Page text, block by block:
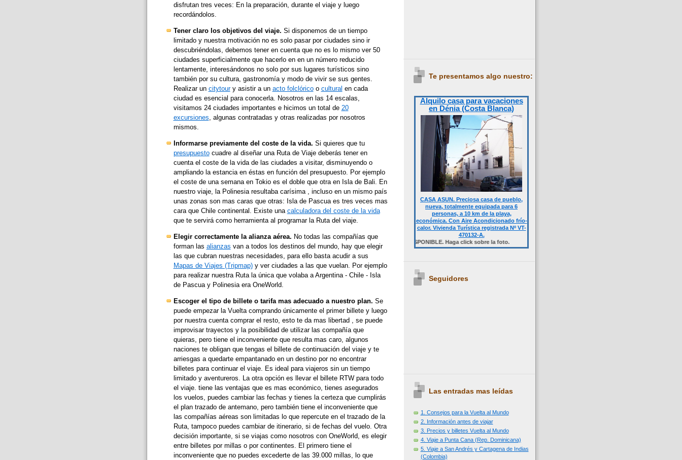
disfrutan tres veces: En la preparación, durante el viaje y luego
recordándolos.
Tener claro los objetivos del viaje. Si disponemos de un tiempo
limitado y nuestra motivación no es solo pasar por ciudades sino ir
descubriéndolas, debemos tener en cuenta que no es lo mismo ver 50
ciudades superficialmente que hacerlo en en un número reducido
lentamente, interesándonos no solo por sus lugares turísticos sino
también por su cultura, gastronomía y modo de vivir se sus gentes.
Realizar un citytoury asistir a un acto folclóricoo cultural en cada
ciudad es esencial para conocerla. Nosotros en las 14 escalas,
visitamos 24 ciudades importantes e hicimos un total de 20
excursiones , algunas contratadas y otras realizadas por nosotros
mismos.
Informarse previamente del coste de la vida. Si quieres que tu
presupuestocuadre al diseñar una Ruta de Viaje deberás tener en
cuenta el coste de la vida de las ciudades a visitar, disminuyendo o
ampliando la estancia en éstas en función del presupuesto. Por ejemplo
el coste de una semana en Tokio es el doble que otra en Isla de Bali. En
nuestro viaje, la Polinesia resultaba carísima , incluso en un mismo país
unas zonas son mas caras que otras: Isla de Pascua es tres veces mas
cara que Chile continental. Existe una calculadora del coste de la vida
que te servirá como herramienta al programar la Ruta del viaje.
Elegir correctamente la alianza aérea. No todas las compañías que
forman las alianzas van a todos los destinos del mundo, hay que elegir
las que cubran nuestras necesidades, para ello basta acudir a sus
Mapas de Viajes (Tripmap)y ver ciudades a las que vuelan. Por ejemplo
para realizar nuestra Ruta la única que volaba a Argentina - Chile - Isla
de Pascua y Polinesia era OneWorld.
Escoger el tipo de billete o tarifa mas adecuado a nuestro plan. Se
puede empezar la Vuelta comprando únicamente el primer billete y luego
por nuestra cuenta comprar el resto, esto te da mas libertad , se puede
improvisar trayectos y la posibilidad de utilizar las compañía que
quieras, pero tiene el inconveniente que resulta mas caro, algunos
naciones te obligan que tengas el billete de continuación del viaje y te
arriesgas a quedarte empantanado en un destino por no encontrar
billetes para continuar el viaje. Es ideal para viajeros sin un tiempo
limitado y aventureros. La otra opción es llevar el billete RTW para todo
el viaje. tiene las ventajas que es mas económico, tienes asegurados
los vuelos, puedes cambiar las fechas y tienes la certeza que cumplirás
el plan trazado de antemano, pero también tiene el inconveniente que
las compañías aéreas son limitadas lo que repercute en el trazado de la
Ruta, tampoco puedes cambiar de itinerario, si de fechas del vuelo. Otra
decisión importante, si se viajas como nosotros con OneWorld, es elegir
entre billetes por millas o por continentes. El primero tiene el
inconveniente que no puedes excederte de las 39.000 millas, lo que
Te presentamos algo nuestro:
Alquilo casa para vacaciones
en Dénia (Costa Blanca)
CASA ASUN. Preciosa casa de pueblo,
nueva, totalmente equipada para 6
personas, a 10 km de la playa,
económica. Con Aire Acondicionado frío-
calor. Vivienda Turística registrada Nº VT-
470132-A.
Desde 700 € quincena casa completa.Temporalmente NO DISPONIBLE. Haga click sobre la foto.
Seguidores
Las entradas mas leídas
1. Consejos para la Vuelta al Mundo
2. Información antes de viajar
3. Precios y billetes Vuelta al Mundo
4. Viaje a Punta Cana (Rep. Dominicana)
5. Viaje a San Andrés y Cartagena de Indias
(Colombia)